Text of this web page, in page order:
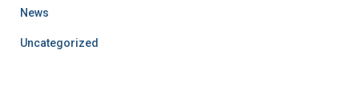
News
Uncategorized